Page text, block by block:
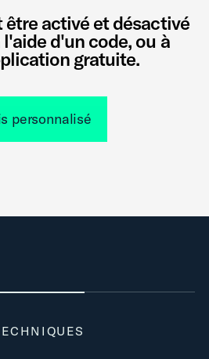
être activé et désactivé
d'un code, ou à
gratuite.
personnalisé